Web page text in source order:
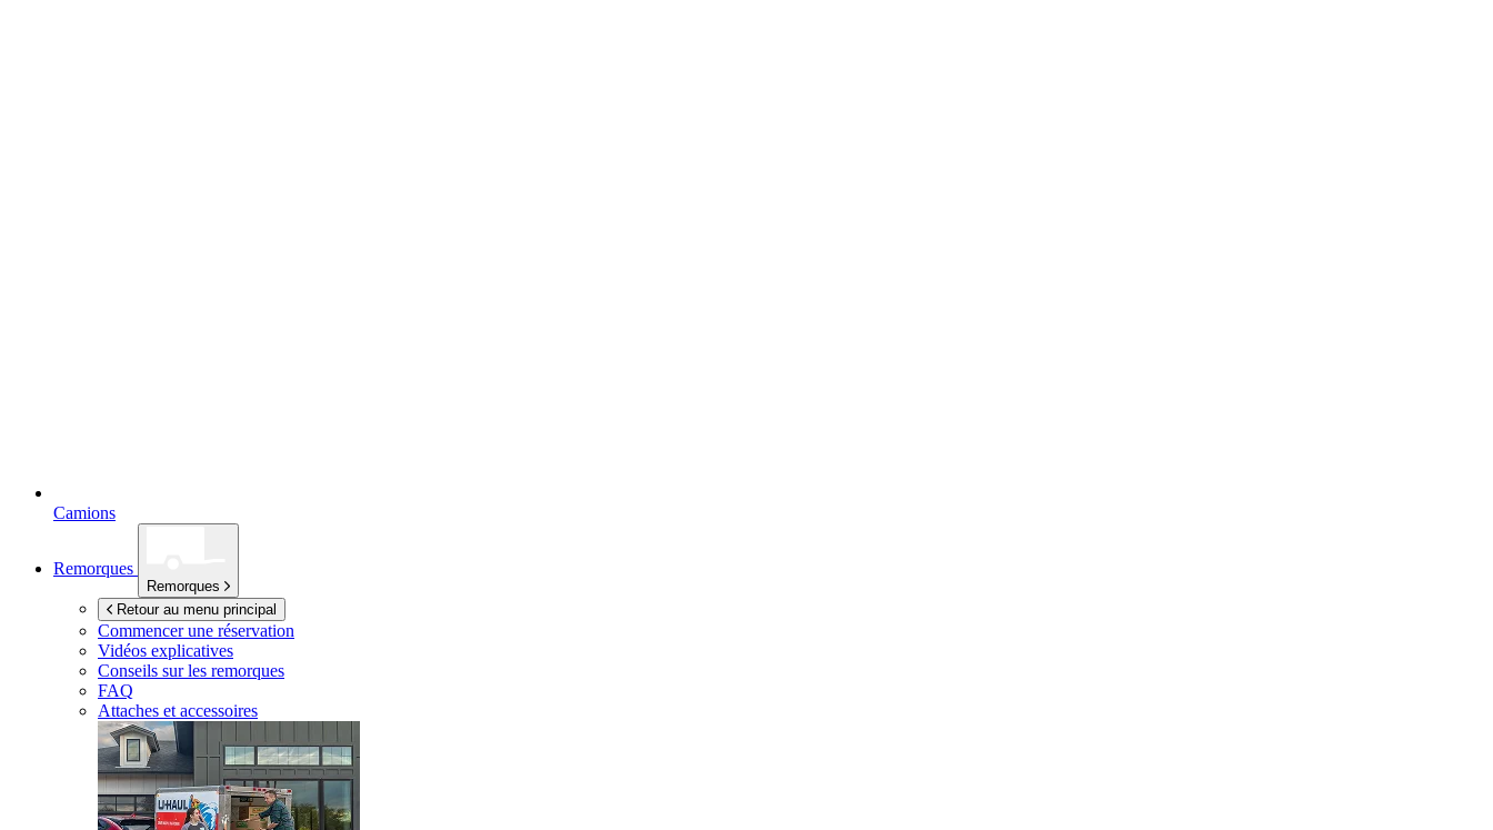
Camions
Remorques
Remorques
Retour au menu principal
Commencer une réservation
Vidéos explicatives
Conseils sur les remorques
FAQ
Attaches et accessoires